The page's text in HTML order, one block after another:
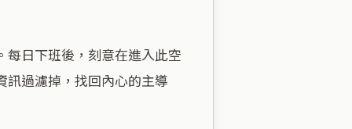
日下班後，刻意在進入此空
訊過濾掉，找回內心的主導